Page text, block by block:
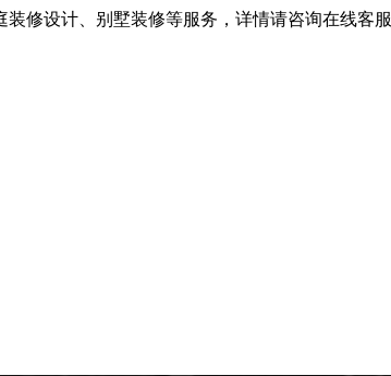
修设计、别墅装修等服务，详情请咨询在线客服